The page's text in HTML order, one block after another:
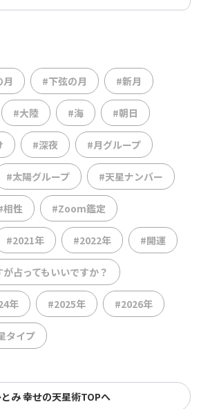
月 #下弦の月 #新月
#大陸 #海 #朝日
#深夜 #月グループ
#太陽グループ #天星ナンバー
相性 #Zoom鑑定
#2021年 #2022年 #開運
占ってもいいですか？
年 #2025年 #2026年
タイプ
み 幸せの天星術TOPへ